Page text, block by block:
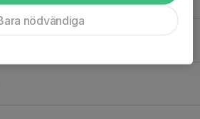
nödvändiga